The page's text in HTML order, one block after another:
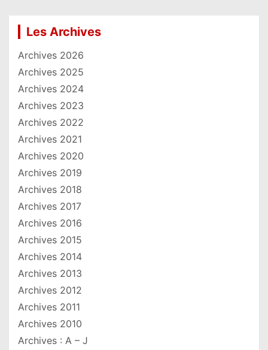
Les Archives
Archives 2026
Archives 2025
Archives 2024
Archives 2023
Archives 2022
Archives 2021
Archives 2020
Archives 2019
Archives 2018
Archives 2017
Archives 2016
Archives 2015
Archives 2014
Archives 2013
Archives 2012
Archives 2011
Archives 2010
Archives : A – J